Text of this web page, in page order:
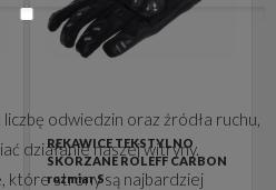
RĘKAWICE TEKSTYLNO
SKÓRZANE ROLEFF CARBON
rozmiar S
liczbę odwiedzin oraz źródła ruchu,
działanie naszej witryny.
które strony są najbardziej